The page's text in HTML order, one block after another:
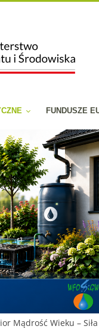
FUNDUSZE
Mądrość Wieku –